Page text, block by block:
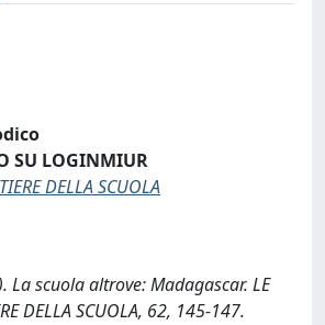
SU LOGINMIUR
DELLA SCUOLA
La scuola altrove: Madagascar. LE
DELLA SCUOLA, 62, 145-147.